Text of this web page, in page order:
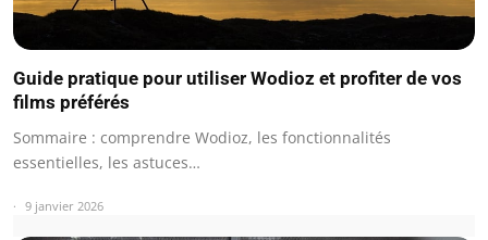
Guide pratique pour utiliser Wodioz et profiter de vos
films préférés
Sommaire : comprendre Wodioz, les fonctionnalités
essentielles, les astuces…
9 janvier 2026